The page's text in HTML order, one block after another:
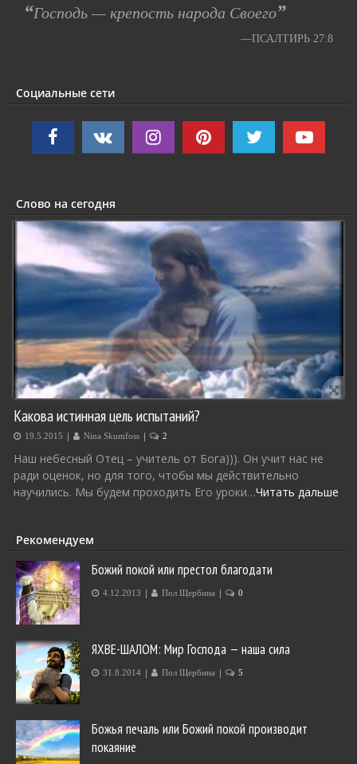
“Господь — крепость народа Своего”
—ПСАЛТИРЬ 27:8
Социальные сети
Слово на сегодня
Какова истинная цель испытаний?
19.5.2015 | Nina Skumfoss | 2
Наш небесный Отец – учитель от Бога))). Он учит нас не
ради оценок, но для того, чтобы мы действительно
научились. Мы будем проходить Его уроки…Читать дальше
Рекомендуем
Божий покой или престол благодати
4.12.2013 | Пол Щербина | 0
ЯХВЕ-ШАЛОМ: Мир Господа — наша сила
31.8.2014 | Пол Щербина | 5
Божья печаль или Божий покой производит
покаяние